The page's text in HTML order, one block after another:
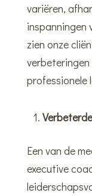
variëren,
inspanningen
zien onze
verbeteringen
professionele
Een van de
executive